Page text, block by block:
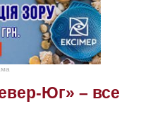
Юг» – все